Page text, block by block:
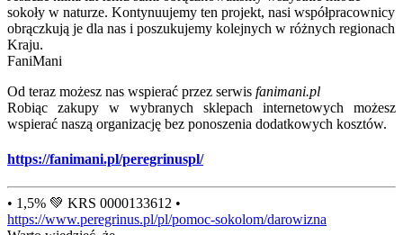
sokoły w naturze. Kontynuujemy ten projekt, nasi współpracownicy
obrączkują je dla nas i poszukujemy kolejnych w różnych regionach
Kraju.
FaniMani
Od teraz możesz nas wspierać przez serwis fanimani.pl
Robiąc zakupy w wybranych sklepach internetowych możesz
wspierać naszą organizację bez ponoszenia dodatkowych kosztów.
https://fanimani.pl/peregrinuspl/
• 1,5% 💚 KRS 0000133612 •
https://www.peregrinus.pl/pl/pomoc-sokolom/darowizna